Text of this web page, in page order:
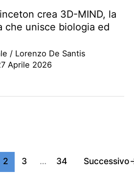
crea 3D-MIND, la
che unisce biologia ed
/ Lorenzo De Santis
Aprile 2026
2 3 … 34 Successivo